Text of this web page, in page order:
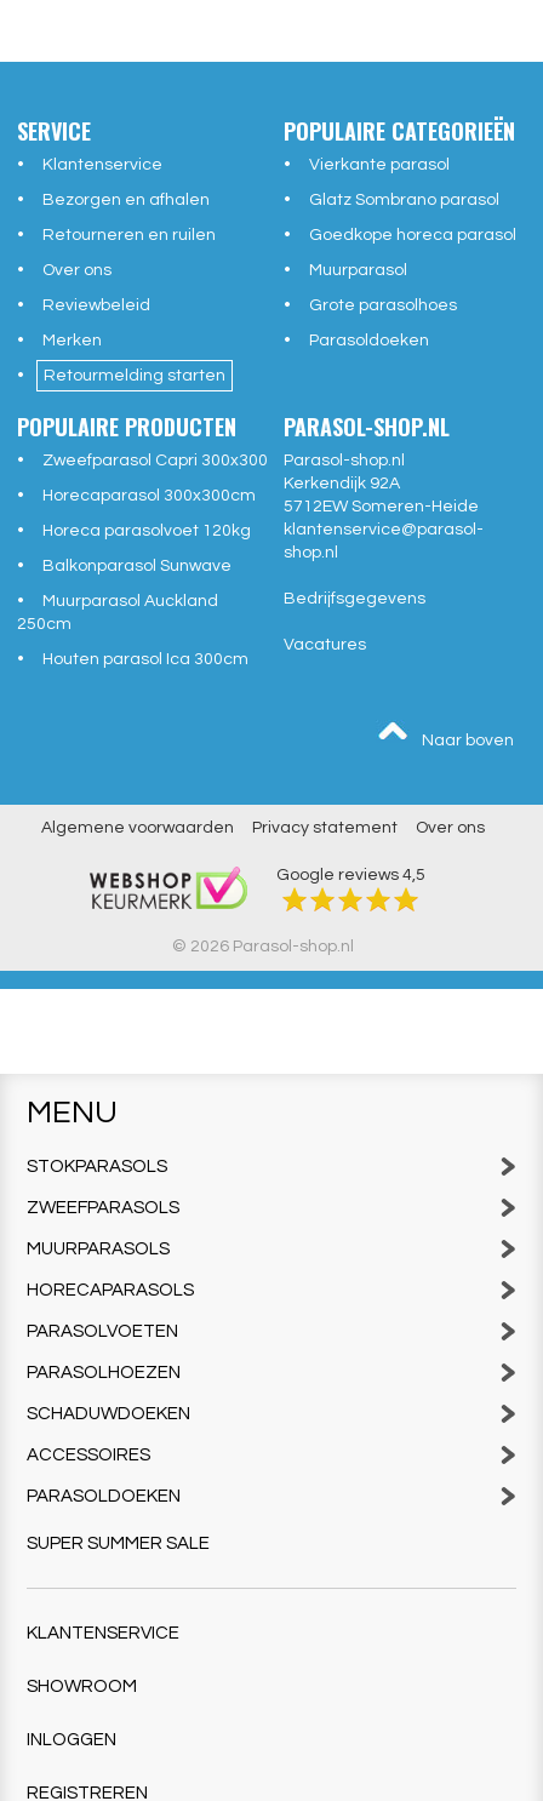
SERVICE
Klantenservice
Bezorgen en afhalen
Retourneren en ruilen
Over ons
Reviewbeleid
Merken
Retourmelding starten
POPULAIRE CATEGORIEËN
Vierkante parasol
Glatz Sombrano parasol
Goedkope horeca parasol
Muurparasol
Grote parasolhoes
Parasoldoeken
POPULAIRE PRODUCTEN
Zweefparasol Capri 300x300
Horecaparasol 300x300cm
Horeca parasolvoet 120kg
Balkonparasol Sunwave
Muurparasol Auckland
250cm
Houten parasol Ica 300cm
PARASOL-SHOP.NL
Parasol-shop.nl
Kerkendijk 92A
5712EW Someren-Heide
klantenservice@parasol-
shop.nl
Bedrijfsgegevens
Vacatures
Naar boven
Algemene voorwaarden Privacy statement Over ons
Google reviews 4,5
© 2026 Parasol-shop.nl
MENU
STOKPARASOLS
ZWEEFPARASOLS
MUURPARASOLS
HORECAPARASOLS
PARASOLVOETEN
PARASOLHOEZEN
SCHADUWDOEKEN
ACCESSOIRES
PARASOLDOEKEN
SUPER SUMMER SALE
KLANTENSERVICE
SHOWROOM
INLOGGEN
REGISTREREN